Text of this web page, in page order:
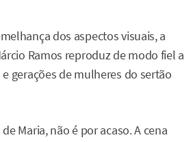
dos aspectos visuais, a
Ramos reproduz de modo fiel a
gerações de mulheres do sertão
Maria, não é por acaso. A cena